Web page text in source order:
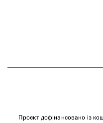
Проєкт дофінансовано із